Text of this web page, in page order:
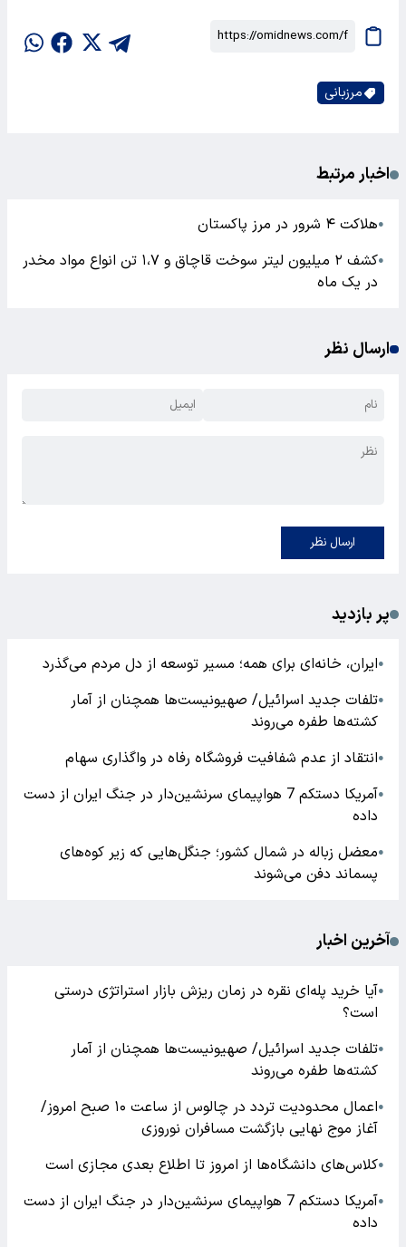
مرزبانی
اخبار مرتبط
●هلاکت ۴ شرور در مرز پاکستان
●
کشف ۲ میلیون لیتر سوخت قاچاق و ۱،۷ تن انواع مواد مخدر
در یک ماه
ارسال نظر
ارسال نظر
پر بازدید
●ایران، خانه‌ای برای همه؛ مسیر توسعه از دل مردم می‌گذرد
●تلفات جدید اسرائیل/ صهیونیست‌ها همچنان از آمار
کشته‌ها طفره می‌روند
●انتقاد از عدم شفافیت فروشگاه رفاه در واگذاری سهام
●
آمریکا دستکم 7 هواپیمای سرنشین‌دار در جنگ ایران از دست
داده
●معضل زباله در شمال کشور؛ جنگل‌هایی که زیر کوه‌های
پسماند دفن می‌شوند
آخرین اخبار
●آیا خرید پله‌ای نقره در زمان ریزش بازار استراتژی درستی
است؟
●تلفات جدید اسرائیل/ صهیونیست‌ها همچنان از آمار
کشته‌ها طفره می‌روند
●
اعمال محدودیت تردد در چالوس از ساعت ۱۰ صبح امروز/
آغاز موج نهایی بازگشت مسافران نوروزی
●کلاس‌های دانشگاه‌ها از امروز تا اطلاع بعدی مجازی است
●
آمریکا دستکم 7 هواپیمای سرنشین‌دار در جنگ ایران از دست
داده